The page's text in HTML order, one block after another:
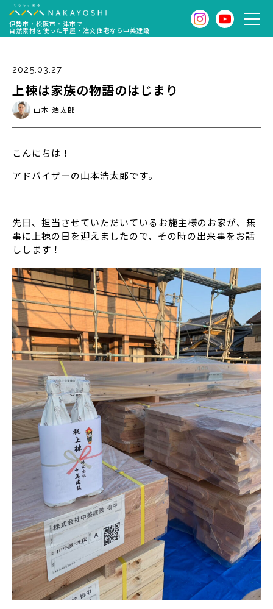
伊勢市・松阪市・津市で
自然素材を使った平屋・注文住宅なら中美建設
2025.03.27
上棟は家族の物語のはじまり
山本 浩太郎
こんにちは！
アドバイザーの山本浩太郎です。
先日、担当させていただいているお施主様のお家が、無
事に上棟の日を迎えましたので、その時の出来事をお話
しします！